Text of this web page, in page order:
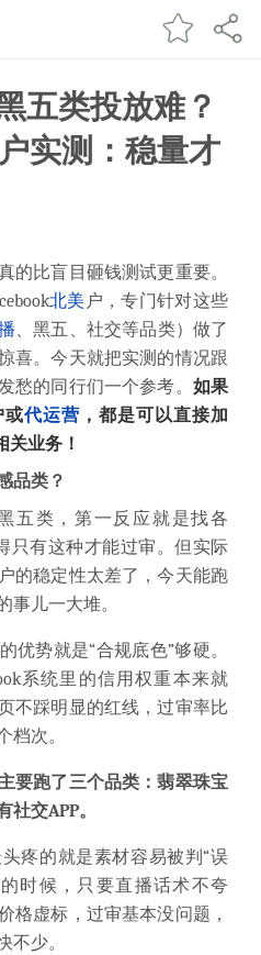
五类投放难？
实测：稳量才
的比盲目砸钱测试更重要。
北美 户，专门针对这些
、黑五、社交等品类）做了
喜。今天就把实测的情况跟
愁的同行们一个参考。 如果
或代运营 ， 都是可以直接加
业务！
品类？
五类，第一反应就是找各
只有这种才能过审。但实际
的稳定性太差了，今天能跑
事儿一大堆。
优势就是“合规底色”够硬。
系统里的信用权重本来就
不踩明显的红线，过审率比
档次。
要跑了三个品类：翡翠珠宝
交APP。
疼的就是素材容易被判“误
时候，只要直播话术不夸
格虚标，过审基本没问题，
不少。